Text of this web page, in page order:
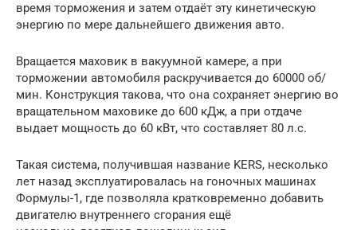
время торможения и затем отдаёт эту кинетическую
энергию по мере дальнейшего движения авто.
Вращается маховик в вакуумной камере, а при
торможении автомобиля раскручивается до 60000 об/
мин. Конструкция такова, что она сохраняет энергию во
вращательном маховике до 600 кДж, а при отдаче
выдает мощность до 60 кВт, что составляет 80 л.с.
Такая система, получившая название KERS, несколько
лет назад эксплуатировалась на гоночных машинах
Формулы-1, где позволяла кратковременно добавить
двигателю внутреннего сгорания ещё